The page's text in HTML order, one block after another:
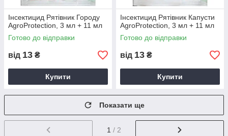
Інсектицид Рятівник Городу
AgroProtection, 3 мл + 11 мл
Готово до відправки
від 13 ₴
Купити
Інсектицид Рятівник Капусти
AgroProtection, 3 мл + 11 мл
Готово до відправки
від 13 ₴
Купити
Показати ще
1 / 2